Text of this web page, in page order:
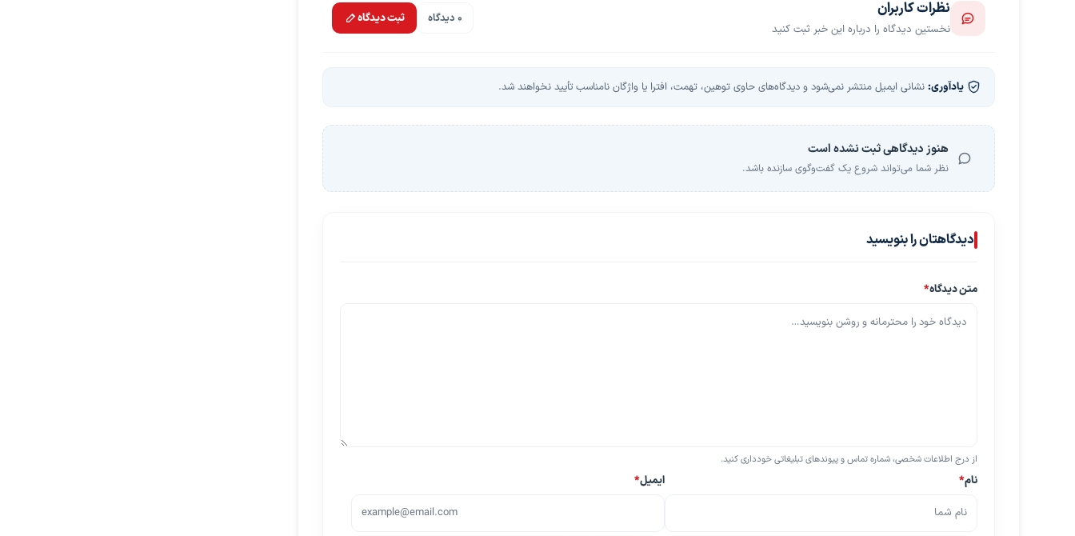
نظرات کاربران
نخستین دیدگاه را درباره این خبر ثبت کنید
0 دیدگاه ثبت دیدگاه
یادآوری: نشانی ایمیل منتشر نمی‌شود و دیدگاه‌های حاوی توهین، تهمت، افترا یا واژگان نامناسب تأیید نخواهند شد.
هنوز دیدگاهی ثبت نشده است
نظر شما می‌تواند شروع یک گفت‌وگوی سازنده باشد.
دیدگاهتان را بنویسید
متن دیدگاه*
از درج اطلاعات شخصی، شماره تماس و پیوندهای تبلیغاتی خودداری کنید.
نام* ایمیل*